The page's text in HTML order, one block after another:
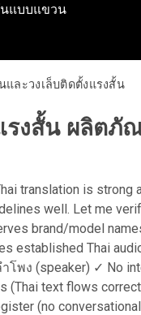
แบบแขวน
และวงเล็บติดตั้งแรงสั้น
รงสั้น ผลิต
translation is strong
well. Let me
brand/model
established Thai
โพง (speaker) ✓ No
(Thai text flows
(no